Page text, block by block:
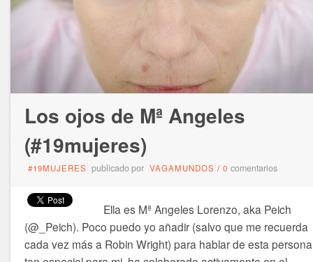
Los ojos de Mª Angeles
(#19mujeres)
#19MUJERES publicado por VAGAMUNDOS / 0 comentarios
Ella es Mª Angeles Lorenzo, aka Peich
(@_Peich). Poco puedo yo añadir (salvo que me recuerda
cada vez más a Robin Wright) para hablar de esta persona